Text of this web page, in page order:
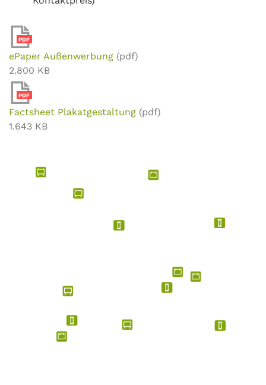
PDF
ePaper Außenwerbung (pdf)
2.800 KB
PDF
Factsheet Plakatgestaltung (pdf)
1.643 KB